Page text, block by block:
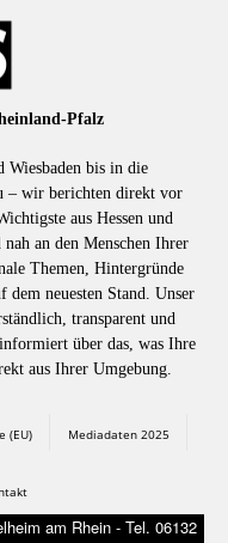
Pfalz
bis in die
– wir berichten direkt vor
aus Hessen und
an den Menschen Ihrer
Themen, Hintergründe
neuesten Stand. Unser
transparent und
über das, was Ihre
aus Ihrer Umgebung.
(EU) Mediadaten 2025
am Rhein - Tel. 06132